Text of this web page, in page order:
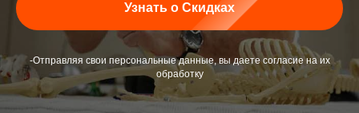
Узнать о Скидках
-Отправляя свои персональные данные, вы даете согласие на их
обработку